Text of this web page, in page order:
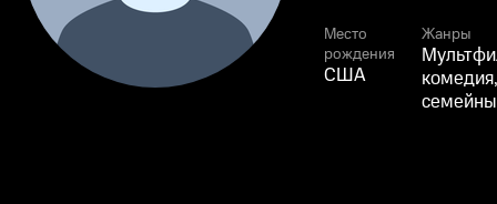
Место
рождения
США
Жанры
комедия,